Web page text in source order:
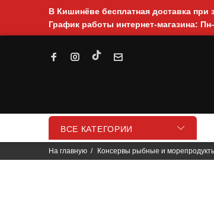
В Кишинёве бесплатная доставка при
График работы интернет-магазина:
ВСЕ КАТЕГОРИИ
На главную Консервы рыбные и